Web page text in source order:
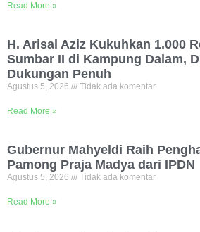
Read More »
H. Arisal Aziz Kukuhkan 1.000
Sumbar II di Kampung Dalam,
Dukungan Penuh
Agustus 5, 2026 Tidak ada komentar
Read More »
Gubernur Mahyeldi Raih
Pamong Praja Madya dari IPDN
Agustus 5, 2026 Tidak ada komentar
Read More »